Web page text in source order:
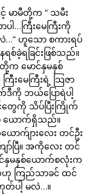
ာမီတို့က “ သမီး
…ကြီးမေကြီးကို
…” ဟူသော စကားရပ်
စ်ခဲ့ရခြင်းဖြစ်သည်။
က မောင်နှမနှစ်
မေကြီးရဲ့ သြဇာ
ကို ဘယ်ပြောရဲပါ့
တွေကို သိပ်ပြီးကြိုက်
ယောက်ရှိသည်။
က်ျားလေး တင်ဦး
ပြီ။ အကိုလေး တင်
နှမနှစ်ယောက်စလုံးက
ဟု ကြည်သာခင် ထင်
တ်ပါ့ မလဲ…။